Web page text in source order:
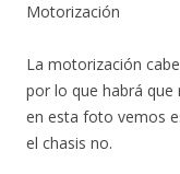
Motorización
La motorización
por lo que habrá que
en esta foto vemos
el chasis no.